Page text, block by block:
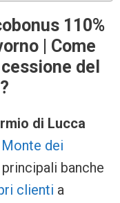
110%
| Come
del
di Lucca
Monte dei
banche
clienti a